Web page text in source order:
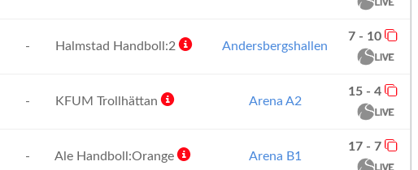
- Halmstad Handboll:2 Andersbergshallen
7 - 10
- KFUM Trollhättan Arena A2
15 - 4
- Ale Handboll:Orange Arena B1
17 - 7